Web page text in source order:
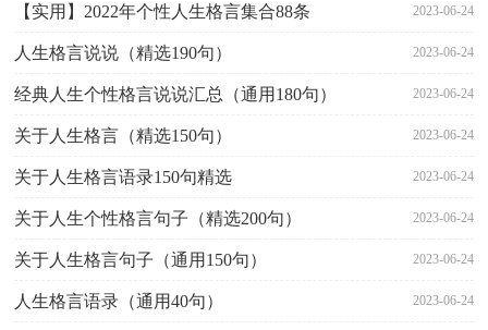
【实用】2022年个性人生格言集合88条 2023-06-24
人生格言说说（精选190句） 2023-06-24
经典人生个性格言说说汇总（通用180句） 2023-06-24
关于人生格言（精选150句） 2023-06-24
关于人生格言语录150句精选 2023-06-24
关于人生个性格言句子（精选200句） 2023-06-24
关于人生格言句子（通用150句） 2023-06-24
人生格言语录（通用40句） 2023-06-24